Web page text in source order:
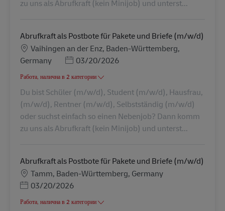
zu uns als Abrufkraft (kein Minijob) und unterst...
Abrufkraft als Postbote für Pakete und Briefe (m/w/d)
Местоположение
Vaihingen an der Enz, Baden-Württemberg,
Germany
Posted Date
03/20/2026
Работа, налична в 2 категории
Du bist Schüler (m/w/d), Student (m/w/d), Hausfrau,
(m/w/d), Rentner (m/w/d), Selbstständig (m/w/d)
oder suchst einfach so einen Nebenjob? Dann komm
zu uns als Abrufkraft (kein Minijob) und unterst...
Abrufkraft als Postbote für Pakete und Briefe (m/w/d)
Местоположение
Tamm, Baden-Württemberg, Germany
Posted Date
03/20/2026
Работа, налична в 2 категории